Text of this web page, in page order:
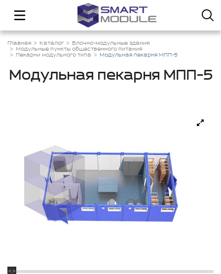
Главная Каталог
Блочно-модульные здания
Модульные пункты общественного питания
Пекарни модульного типа
Модульная пекарня МПП-5
Модульная пекарня МПП-5